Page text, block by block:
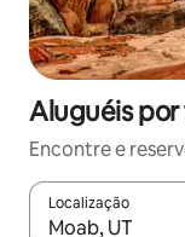
Aluguéis
Encontre e
Localização
Quando os